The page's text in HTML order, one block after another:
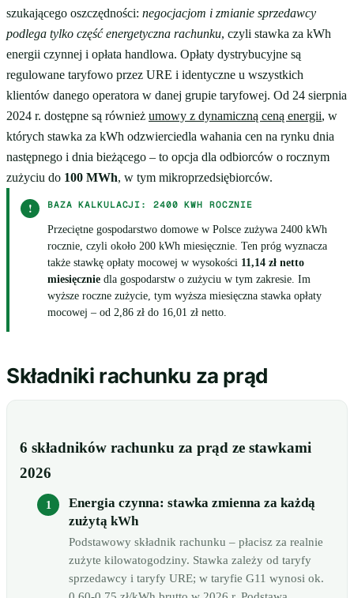
szukającego oszczędności: negocjacjom i zmianie sprzedawcy
podlega tylko część energetyczna rachunku, czyli stawka za kWh
energii czynnej i opłata handlowa. Opłaty dystrybucyjne są
regulowane taryfowo przez URE i identyczne u wszystkich
klientów danego operatora w danej grupie taryfowej. Od 24 sierpnia
2024 r. dostępne są również umowy z dynamiczną ceną energii, w
których stawka za kWh odzwierciedla wahania cen na rynku dnia
następnego i dnia bieżącego – to opcja dla odbiorców o rocznym
zużyciu do 100 MWh, w tym mikroprzedsiębiorców.
! BAZA KALKULACJI: 2400 KWH ROCZNIE
Przeciętne gospodarstwo domowe w Polsce zużywa 2400 kWh
rocznie, czyli około 200 kWh miesięcznie. Ten próg wyznacza
także stawkę opłaty mocowej w wysokości 11,14 zł netto
miesięcznie dla gospodarstw o zużyciu w tym zakresie. Im
wyższe roczne zużycie, tym wyższa miesięczna stawka opłaty
mocowej – od 2,86 zł do 16,01 zł netto.
Składniki rachunku za prąd
6 składników rachunku za prąd ze stawkami
2026
Energia czynna: stawka zmienna za każdą
zużytą kWh
Podstawowy składnik rachunku – płacisz za realnie
zużyte kilowatogodziny. Stawka zależy od taryfy
sprzedawcy i taryfy URE; w taryfie G11 wynosi ok.